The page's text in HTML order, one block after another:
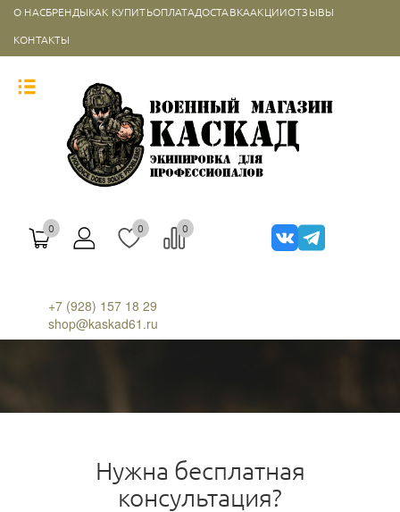
О НАСБРЕНДЫКАК КУПИТЬОПЛАТАДОСТАВКААКЦИИОТЗЫВЫ
КОНТАКТЫ
0 0 0
+7 (928) 157 18 29
shop@kaskad61.ru
Нужна бесплатная
консультация?